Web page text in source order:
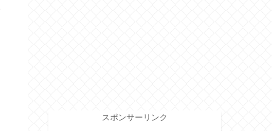
スポンサーリンク